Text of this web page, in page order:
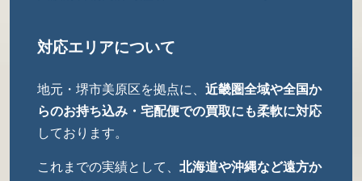
対応エリアについて
地元・堺市美原区を拠点に、 近畿圏全域や全国か
らのお持ち込み・宅配便での買取にも柔軟に対応
しております。
これまでの実績として、 北海道や沖縄など遠方か